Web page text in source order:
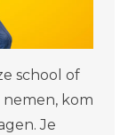
school of
kom
Je